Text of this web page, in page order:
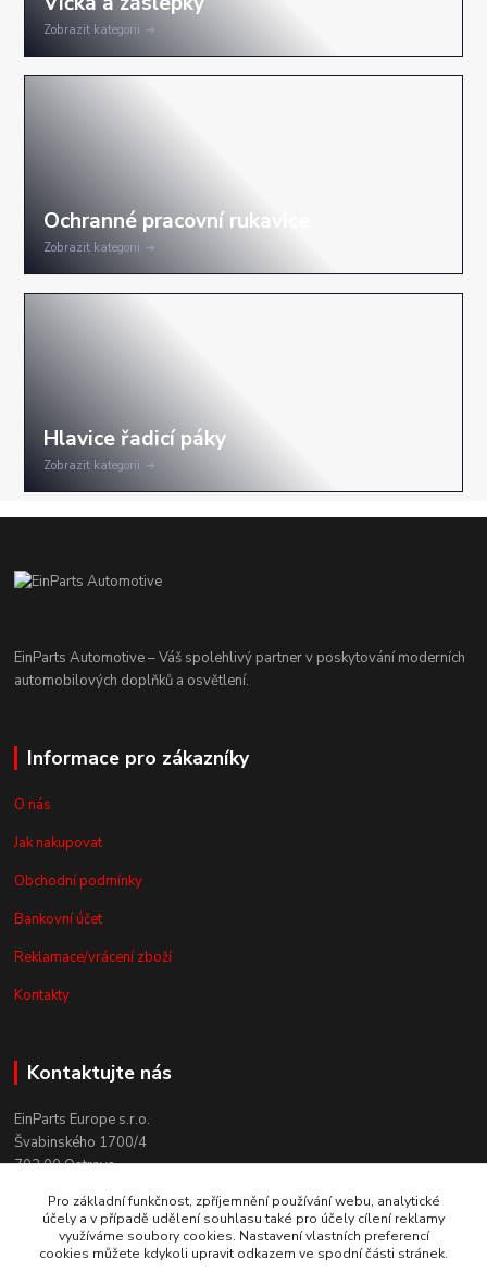
Zobrazit kategorii
Zobrazit kategorii
Zobrazit kategorii
EinParts Automotive – Váš spolehlivý partner v poskytování moderních
automobilových doplňků a osvětlení.
Informace pro zákazníky
O nás
Jak nakupovat
Obchodní podmínky
Bankovní účet
Reklamace/vrácení zboží
Kontakty
Kontaktujte nás
EinParts Europe s.r.o.
Švabinského 1700/4
702 00 Ostrava
+420 558 080 004
(po. - pá. 9:00-13:00)
obchod@einparts.cz
Pro základní funkčnost, zpříjemnění používání webu, analytické
účely a v případě udělení souhlasu také pro účely cílení reklamy
využíváme soubory cookies. Nastavení vlastních preferencí
cookies můžete kdykoli upravit odkazem ve spodní části stránek.